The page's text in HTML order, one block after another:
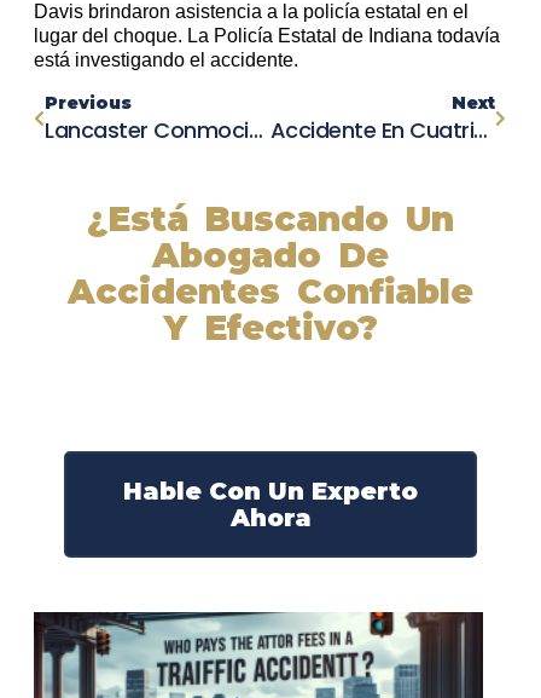
Davis brindaron asistencia a la policía estatal en el
lugar del choque. La Policía Estatal de Indiana todavía
está investigando el accidente.
Previous
Lancaster Conmocionada Por Choque Mortal Que Deja Dos Muertos Y Cuatro Heridos
Next
Accidente En Cuatrimoto Al Norte De Oakhurst Deja Cinco Víctimas Heridas
¿Está Buscando Un
Abogado De
Accidentes Confiable
Y Efectivo?
Hable Con Un Experto
Ahora